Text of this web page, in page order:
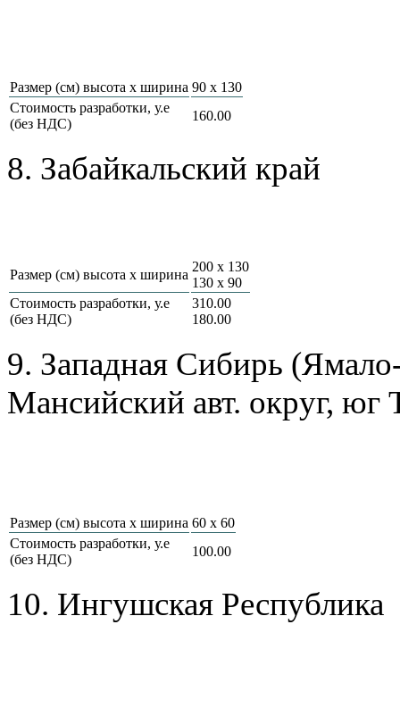
Размер (см) высота х ширина 90 х 130
Стоимость разработки, у.е
(без НДС)
160.00
8. Забайкальский край
Размер (см) высота х ширина
200 х 130
130 х 90
Стоимость разработки, у.е
(без НДС)
310.00
180.00
9. Западная Сибирь
Мансийский авт. округ, юг
Размер (см) высота х ширина 60 х 60
Стоимость разработки, у.е
(без НДС)
100.00
10. Ингушская Республика